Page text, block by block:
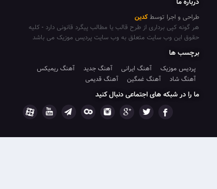
توسطکدین
برداری از طرح قالب یا مطالب پیگرد قانونی دارد-کلیه
وب سایت متعلق به وب سایت پردیس موزیک می باشد
آهنگ ایرانی آهنگ جدید
آهنگ ریمیکس
آهنگ غمگین آهنگ قدیمی
های اجتماعی دنبال کنید